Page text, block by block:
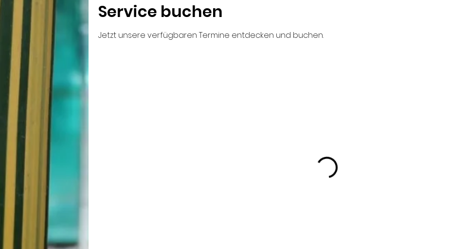
Service buchen
Jetzt unsere verfügbaren Termine entdecken und buchen.